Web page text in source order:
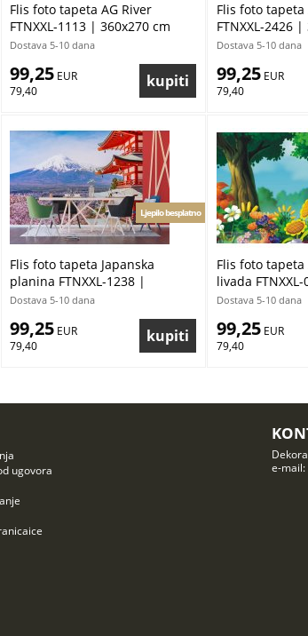
Flis foto tapeta AG River
FTNXXL-1113 | 360x270 cm
Dostava 5-10 dana
99,25 EUR
79,40
Flis foto
FTNXXL-2426
Dostava 5-10 dana
99,25 EUR
79,40
Flis foto tapeta Japanska
planina FTNXXL-1238 |
360x270 cm
Ljepilo besplatno
Dostava 5-10 dana
99,25 EUR
79,40
Flis foto tapeta
livada
cm
Dostava 5-10 dana
99,25 EUR
79,40
ugovora
e-mail: